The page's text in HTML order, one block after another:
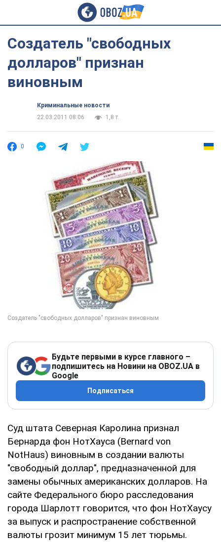
Создатель "свободных
долларов" признан
виновным
Криминальные новости
22.03.2011 08:06
1,8 т.
0
Будьте первыми в курсе главного –
подпишитесь на Новини на OBOZ.UA в
Google
Подписаться
Суд штата Северная Каролина признал
Бернарда фон НотХауса (Bernard von
NotHaus) виновным в создании валюты
"свободный доллар", предназначенной для
замены обычных американских долларов. На
сайте Федерального бюро расследования
города Шарлотт говорится, что фон НотХаусу
за выпуск и распространение собственной
валюты грозит минимум 15 лет тюрьмы.